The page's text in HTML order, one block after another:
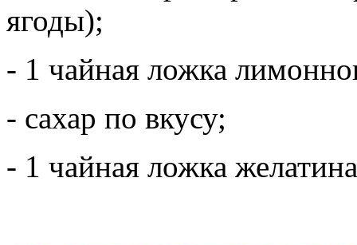
ягоды);
- 1 чайная ложка
- сахар по вкусу;
- 1 чайная ложка желатина